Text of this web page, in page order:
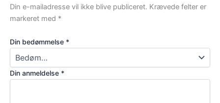
Din e-mailadresse vil ikke blive publiceret. Krævede felter er
markeret med *
Din bedømmelse *
Din anmeldelse *